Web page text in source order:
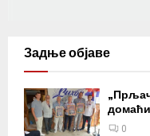
Задње објаве
0